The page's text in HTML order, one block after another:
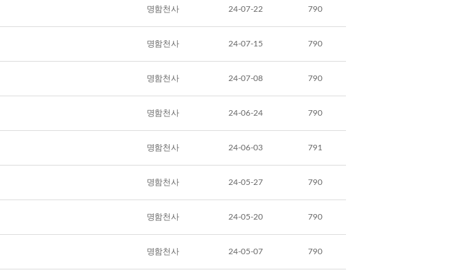
명함천사 24-07-22 790
명함천사 24-07-15 790
명함천사 24-07-08 790
명함천사 24-06-24 790
명함천사 24-06-03 791
명함천사 24-05-27 790
명함천사 24-05-20 790
명함천사 24-05-07 790